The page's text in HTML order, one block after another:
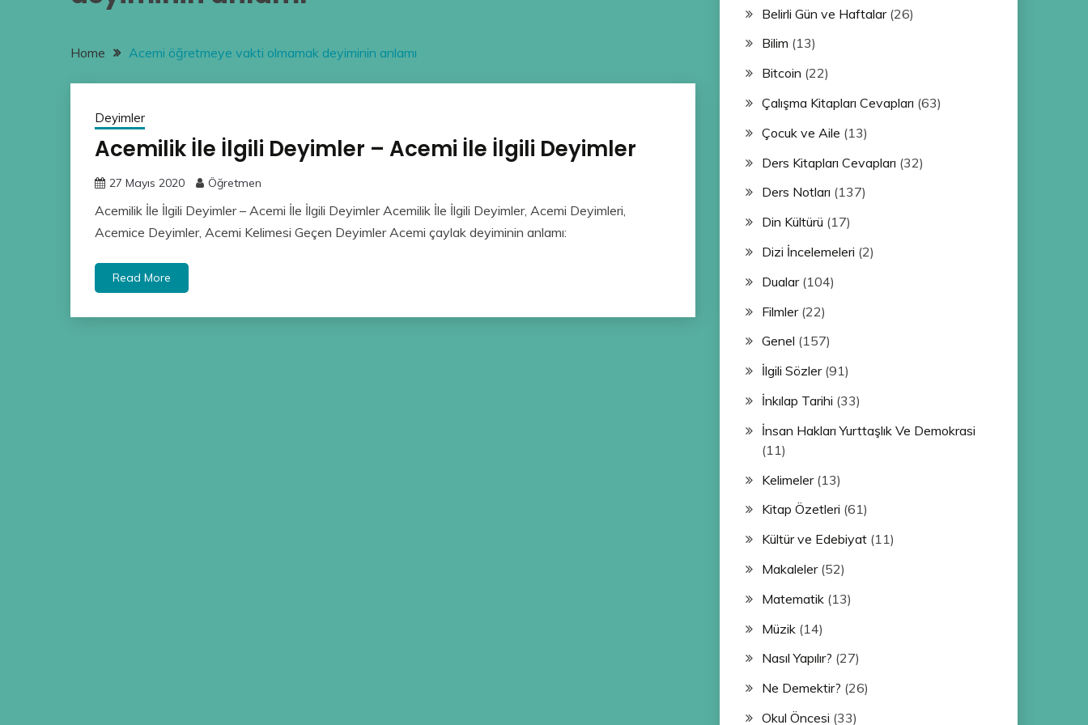
Home Acemi öğretmeye vakti olmamak deyiminin anlamı
Deyimler
Acemilik İle İlgili Deyimler – Acemi İle İlgili Deyimler
27 Mayıs 2020 Öğretmen
Acemilik İle İlgili Deyimler – Acemi İle İlgili Deyimler Acemilik İle İlgili Deyimler, Acemi Deyimleri,
Acemice Deyimler, Acemi Kelimesi Geçen Deyimler Acemi çaylak deyiminin anlamı:
Read More
Belirli Gün ve Haftalar(26)
Bilim (13)
Bitcoin (22)
Çalışma Kitapları Cevapları (63)
Çocuk ve Aile (13)
Ders Kitapları Cevapları (32)
Ders Notları (137)
Din Kültürü (17)
Dizi İncelemeleri (2)
Dualar(104)
Filmler(22)
Genel (157)
İlgili Sözler(91)
İnkılap Tarihi (33)
İnsan Hakları Yurttaşlık Ve Demokrasi
(11)
Kelimeler(13)
Kitap Özetleri (61)
Kültür ve Edebiyat(11)
Makaleler(52)
Matematik(13)
Müzik(14)
Nasıl Yapılır? (27)
Ne Demektir? (26)
Okul Öncesi (33)